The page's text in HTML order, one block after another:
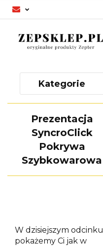
Kategorie
Prezentacja
SyncroClick
Pokrywa
Szybkowarowa
W dzisiejszym odcinku
pokażemy Ci jak w